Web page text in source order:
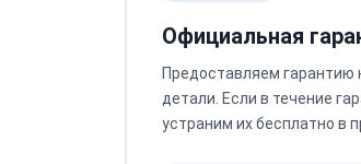
Официальная
Предоставляем гарантию
детали. Если в течение
устраним их бесплатно в